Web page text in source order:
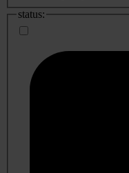
status: